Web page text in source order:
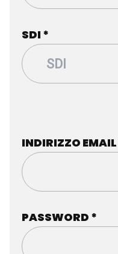
SDI *
INDIRIZZO EMAIL
PASSWORD *